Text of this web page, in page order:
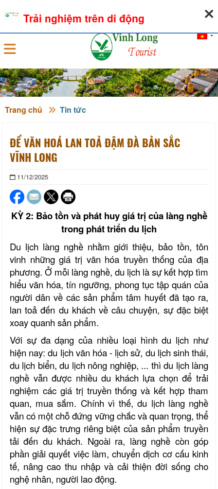
Đăng nhập
Trang chủ Tin tức
ĐỂ VĂN HOÁ LAN TOẢ ĐẬM ĐÀ BẢN SẮC
VĨNH LONG
11/12/2025
KỲ 2: Bảo tồn và phát huy giá trị của làng nghề
trong phát triển du lịch
Du lịch làng nghề nhằm giới thiệu, bảo tồn, tôn
vinh những giá trị văn hóa truyền thống của địa
phương. Ở mỗi làng nghề, du lịch là sự kết hợp tìm
hiểu văn hóa, tín ngưỡng, phong tục tập quán của
người dân về các sản phẩm tâm huyết đã tạo ra,
lan toả đến du khách về câu chuyện, sự đặc biệt
xoay quanh sản phẩm.
Với sự đa dạng của nhiều loại hình du lịch như
hiện nay: du lịch văn hóa - lịch sử, du lịch sinh thái,
du lịch biển, du lịch nông nghiệp, ... thì du lịch làng
nghề vẫn được nhiều du khách lựa chọn để trải
nghiệm các giá trị truyền thống và kết hợp tham
quan, mua sắm. Chính vì thế, du lịch làng nghề
vẫn có một chỗ đứng vững chắc và quan trọng, thể
hiện sự đặc trưng riêng biệt của sản phẩm truyền
tải đến du khách. Ngoài ra, làng nghề còn góp
phần giải quyết việc làm, chuyển dịch cơ cấu kinh
tế, nâng cao thu nhập và cải thiện đời sống cho
nghệ nhân, người lao động.
Trải nghiệm trên di động